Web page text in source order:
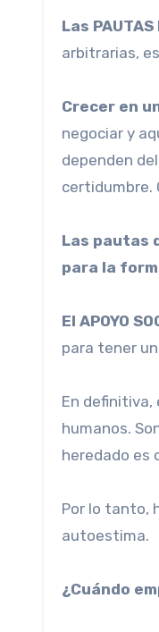
Las PAUTAS
arbitrarias,
Crecer en
negociar y
dependen
certidumbre.
Las pautas
para la
El APOYO
para tener
En
humanos.
heredado es
Por lo tanto,
autoestima.
¿Cuándo